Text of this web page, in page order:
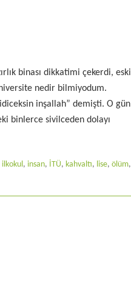
binası dikkatimi çekerdi, eski
nedir bilmiyodum.
inşallah” demişti. O gün
binlerce sivilceden dolayı
ilkokul, insan, İTÜ, kahvaltı, lise, ölüm,